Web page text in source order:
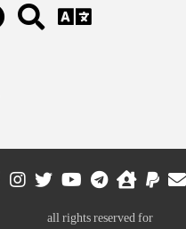
all rights reserved for